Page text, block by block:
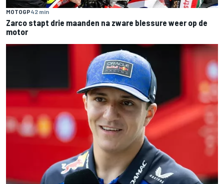
MOTOGP42 min
Zarco stapt drie maanden na zware blessure weer op de
motor